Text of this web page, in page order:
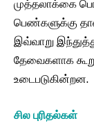
முத்தலாக்கை
பெண்களுக்கு
இவ்வாறு
தேவைகளாக
உடைபடுகின்றன.
சில புரிதல்கள்